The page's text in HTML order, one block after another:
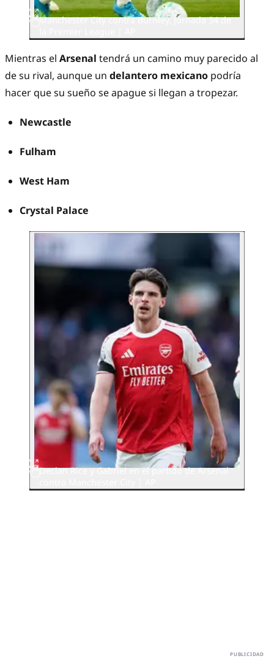
Manchester City contra Burnley, Jornada 34 de
Mientras el Arsenal tendrá un camino muy parecido al
de su rival, aunque un delantero mexicano podría
hacer que su sueño se apague si llegan a tropezar.
Newcastle
Fulham
West Ham
Crystal Palace
Declan Rice y Gabriel en el partido de Arsenal